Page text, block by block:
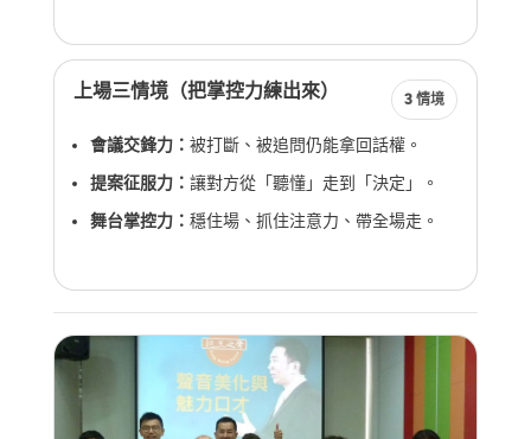
上場三情境（把掌控力練出來） 3 情境
會議交鋒力： 被打斷、被追問仍能拿回話權。
提案征服力： 讓對方從「聽懂」走到「決定」。
舞台掌控力： 穩住場、抓住注意力、帶全場走。